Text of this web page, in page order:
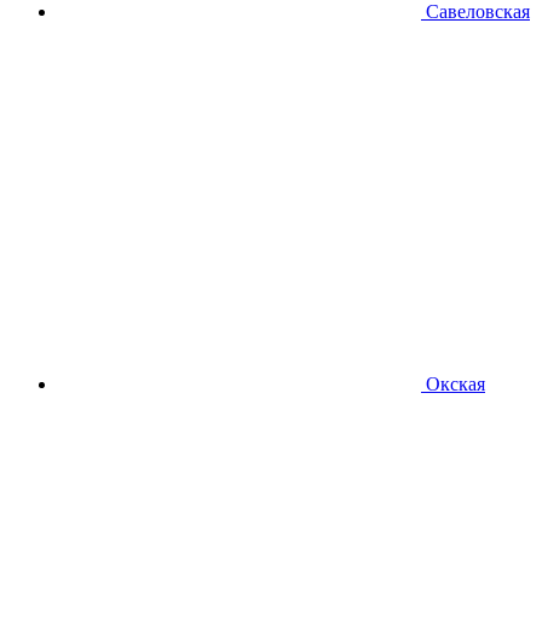
Савеловская
Окская